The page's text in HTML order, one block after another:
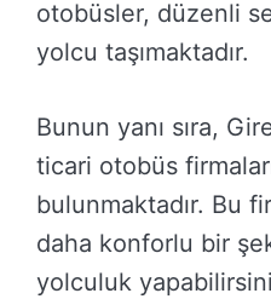
otobüsler, düzenli
yolcu taşımaktadır.
Bunun yanı sıra,
ticari otobüs
bulunmaktadır. Bu
daha konforlu bir
yolculuk